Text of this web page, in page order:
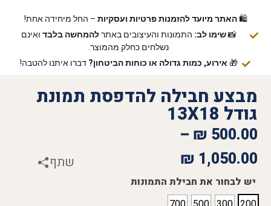
🛍️האתר מיועד להזמנות פרטיות ועסקיות – החל מיחידה אחת!
📸שימו לב: התמונות והעיצובים באתרלהמחשה בלבד ואינם
נשלחים כחלק מהמוצר.
🎁 אירוע, כמות גדולה או כוחות הביטחון? דברו איתנו להטבה!
מבצע חבילה להדפסת תמונת
גודל 13X18
500.00
₪
–
1,050.00
₪ שתף
יש לבחור את חבילת התמונות